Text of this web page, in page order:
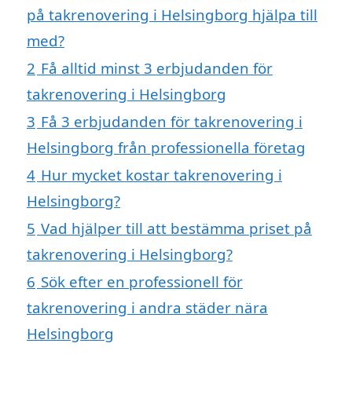
på takrenovering i Helsingborg hjälpa till
med?
2 Få alltid minst 3 erbjudanden för
takrenovering i Helsingborg
3 Få 3 erbjudanden för takrenovering i
Helsingborg från professionella företag
4 Hur mycket kostar takrenovering i
Helsingborg?
5 Vad hjälper till att bestämma priset på
takrenovering i Helsingborg?
6 Sök efter en professionell för
takrenovering i andra städer nära
Helsingborg